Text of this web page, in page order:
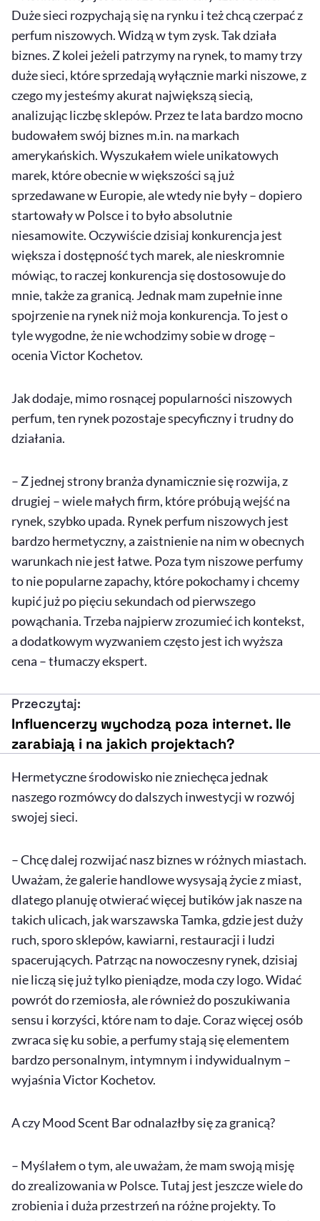
Duże sieci rozpychają się na rynku i też chcą czerpać z
perfum niszowych. Widzą w tym zysk. Tak działa
biznes. Z kolei jeżeli patrzymy na rynek, to mamy trzy
duże sieci, które sprzedają wyłącznie marki niszowe, z
czego my jesteśmy akurat największą siecią,
analizując liczbę sklepów. Przez te lata bardzo mocno
budowałem swój biznes m.in. na markach
amerykańskich. Wyszukałem wiele unikatowych
marek, które obecnie w większości są już
sprzedawane w Europie, ale wtedy nie były – dopiero
startowały w Polsce i to było absolutnie
niesamowite. Oczywiście dzisiaj konkurencja jest
większa i dostępność tych marek, ale nieskromnie
mówiąc, to raczej konkurencja się dostosowuje do
mnie, także za granicą. Jednak mam zupełnie inne
spojrzenie na rynek niż moja konkurencja. To jest o
tyle wygodne, że nie wchodzimy sobie w drogę –
ocenia Victor Kochetov.
Jak dodaje, mimo rosnącej popularności niszowych
perfum, ten rynek pozostaje specyficzny i trudny do
działania.
– Z jednej strony branża dynamicznie się rozwija, z
drugiej – wiele małych firm, które próbują wejść na
rynek, szybko upada. Rynek perfum niszowych jest
bardzo hermetyczny, a zaistnienie na nim w obecnych
warunkach nie jest łatwe. Poza tym niszowe perfumy
to nie popularne zapachy, które pokochamy i chcemy
kupić już po pięciu sekundach od pierwszego
powąchania. Trzeba najpierw zrozumieć ich kontekst,
a dodatkowym wyzwaniem często jest ich wyższa
cena – tłumaczy ekspert.
Przeczytaj:
Influencerzy wychodzą poza internet. Ile
zarabiają i na jakich projektach?
Hermetyczne środowisko nie zniechęca jednak
naszego rozmówcy do dalszych inwestycji w rozwój
swojej sieci.
– Chcę dalej rozwijać nasz biznes w różnych miastach.
Uważam, że galerie handlowe wysysają życie z miast,
dlatego planuję otwierać więcej butików jak nasze na
takich ulicach, jak warszawska Tamka, gdzie jest duży
ruch, sporo sklepów, kawiarni, restauracji i ludzi
spacerujących. Patrząc na nowoczesny rynek, dzisiaj
nie liczą się już tylko pieniądze, moda czy logo. Widać
powrót do rzemiosła, ale również do poszukiwania
sensu i korzyści, które nam to daje. Coraz więcej osób
zwraca się ku sobie, a perfumy stają się elementem
bardzo personalnym, intymnym i indywidualnym –
wyjaśnia Victor Kochetov.
A czy Mood Scent Bar odnalazłby się za granicą?
– Myślałem o tym, ale uważam, że mam swoją misję
do zrealizowania w Polsce. Tutaj jest jeszcze wiele do
zrobienia i duża przestrzeń na różne projekty. To